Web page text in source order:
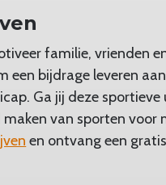
familie, vrienden
een bijdrage leveren
Ga jij deze
van sporten voor
en ontvang een